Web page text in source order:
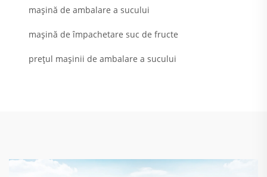
mașină de ambalare a sucului
mașină de împachetare suc de fructe
prețul mașinii de ambalare a sucului